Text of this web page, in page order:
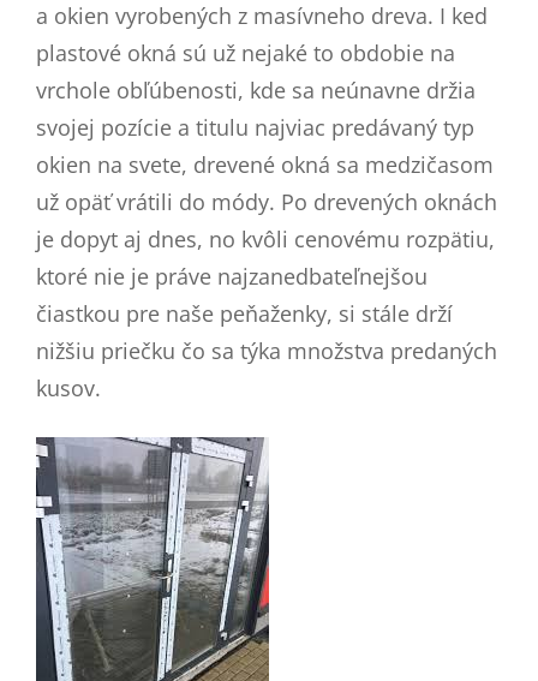
a okien vyrobených z masívneho dreva. I ked
plastové okná sú už nejaké to obdobie na
vrchole obľúbenosti, kde sa neúnavne držia
svojej pozície a titulu najviac predávaný typ
okien na svete, drevené okná sa medzičasom
už opäť vrátili do módy. Po drevených oknách
je dopyt aj dnes, no kvôli cenovému rozpätiu,
ktoré nie je práve najzanedbateľnejšou
čiastkou pre naše peňaženky, si stále drží
nižšiu priečku čo sa týka množstva predaných
kusov.